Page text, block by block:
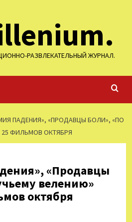
РАЗВЛЕКАТЕЛЬНЫЙ ЖУРНАЛ.
ПАДЕНИЯ», «ПРОДАВЦЫ БОЛИ», «ПО
ФИЛЬМОВ ОКТЯБРЯ
«Продавцы
велению»
октября